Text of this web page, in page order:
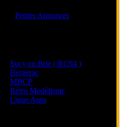
Petites Annonces
Sucy en Brie ( RC94 )
Bergerac
MBCP
Rétro Modélisme
Ligue Aura